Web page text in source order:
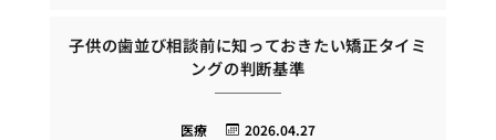
子供の歯並び相談前に知っておきたい矯正タイミ
ングの判断基準
2026.04.27
医療